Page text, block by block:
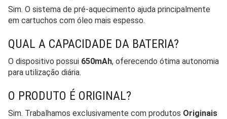
Sim. O sistema de pré-aquecimento ajuda principalmente
em cartuchos com óleo mais espesso.
QUAL A CAPACIDADE DA BATERIA?
O dispositivo possui 650mAh, oferecendo ótima autonomia
para utilização diária.
O PRODUTO É ORIGINAL?
Sim. Trabalhamos exclusivamente com produtos Originais